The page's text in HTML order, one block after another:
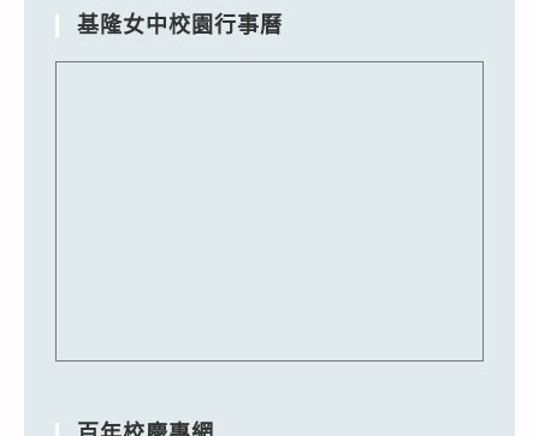
基隆女中校園行事曆